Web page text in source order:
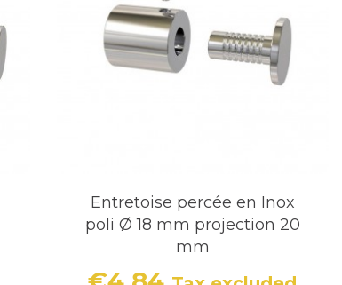
Entretoise percée en Inox
poli Ø 18 mm projection 20
mm